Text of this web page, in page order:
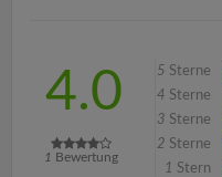
4.0
1 Bewertung
5 Sterne
4 Sterne
3 Sterne
2 Sterne
1 Stern